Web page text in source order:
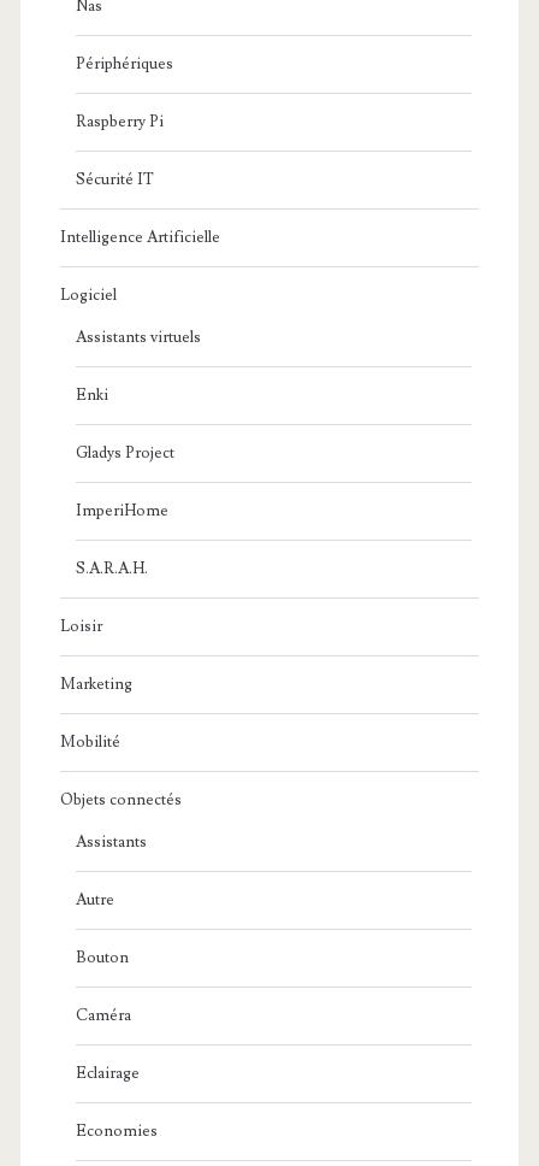
Nas
Périphériques
Raspberry Pi
Sécurité IT
Intelligence Artificielle
Logiciel
Assistants virtuels
Enki
Gladys Project
ImperiHome
S.A.R.A.H.
Loisir
Marketing
Mobilité
Objets connectés
Assistants
Autre
Bouton
Caméra
Eclairage
Economies